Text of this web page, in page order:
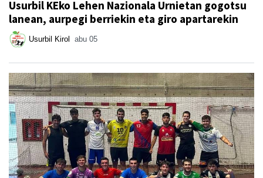
Usurbil KEko Lehen Nazionala Urnietan gogotsu
lanean, aurpegi berriekin eta giro apartarekin
Usurbil Kirol abu 05